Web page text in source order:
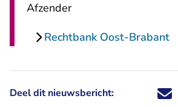
Afzender
Rechtbank Oost-Brabant
Deel dit nieuwsbericht: Deel dit
Deel